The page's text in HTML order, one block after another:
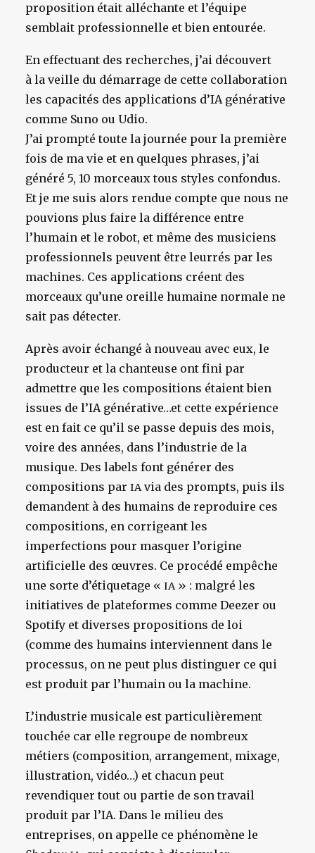
proposition était alléchante et l’équipe
semblait professionnelle et bien entourée.
En effectuant des recherches, j’ai découvert
à la veille du démarrage de cette collaboration
les capacités des applications d’IA générative
comme Suno ou Udio.
J’ai prompté toute la journée pour la première
fois de ma vie et en quelques phrases, j’ai
généré 5, 10 morceaux tous styles confondus.
Et je me suis alors rendue compte que nous ne
pouvions plus faire la différence entre
l’humain et le robot, et même des musiciens
professionnels peuvent être leurrés par les
machines. Ces applications créent des
morceaux qu’une oreille humaine normale ne
sait pas détecter.
Après avoir échangé à nouveau avec eux, le
producteur et la chanteuse ont fini par
admettre que les compositions étaient bien
issues de l’IA générative…et cette expérience
est en fait ce qu’il se passe depuis des mois,
voire des années, dans l’industrie de la
musique. Des labels font générer des
compositions par IAvia des prompts, puis ils
demandent à des humains de reproduire ces
compositions, en corrigeant les
imperfections pour masquer l’origine
artificielle des œuvres. Ce procédé empêche
une sorte d’étiquetage « IA» : malgré les
initiatives de plateformes comme Deezer ou
Spotify et diverses propositions de loi
(comme des humains interviennent dans le
processus, on ne peut plus distinguer ce qui
est produit par l’humain ou la machine.
L’industrie musicale est particulièrement
touchée car elle regroupe de nombreux
métiers (composition, arrangement, mixage,
illustration, vidéo…) et chacun peut
revendiquer tout ou partie de son travail
produit par l’IA. Dans le milieu des
entreprises, on appelle ce phénomène le